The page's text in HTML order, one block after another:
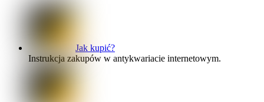
Jak kupić?
Instrukcja zakupów w antykwariacie internetowym.